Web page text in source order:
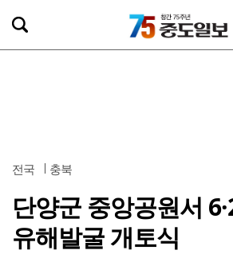
전국 충북
단양군 중앙공원서
유해발굴 개토식